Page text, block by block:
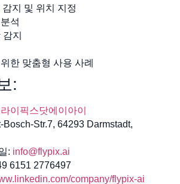
지 및 위치 지정
석
지
한 맞춤형 사용 사례
:
이픽스닷에이아이
Bosch-Str.7, 64293 Darmstadt,
: info@flypix.ai
6151 2776497
company/flypix-ai